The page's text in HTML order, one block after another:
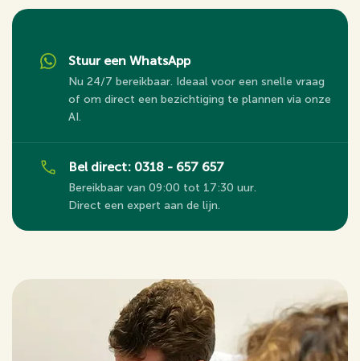
Stuur een WhatsApp
Nu 24/7 bereikbaar. Ideaal voor een snelle vraag
of om direct een bezichtiging te plannen via onze
AI.
Bel direct: 0318 - 657 657
Bereikbaar van 09:00 tot 17:30 uur.
Direct een expert aan de lijn.